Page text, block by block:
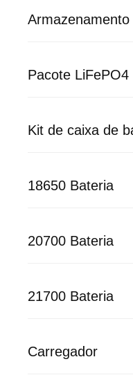
Pacote LiFePO4
Kit de caixa de
18650 Bateria
20700 Bateria
21700 Bateria
Carregador